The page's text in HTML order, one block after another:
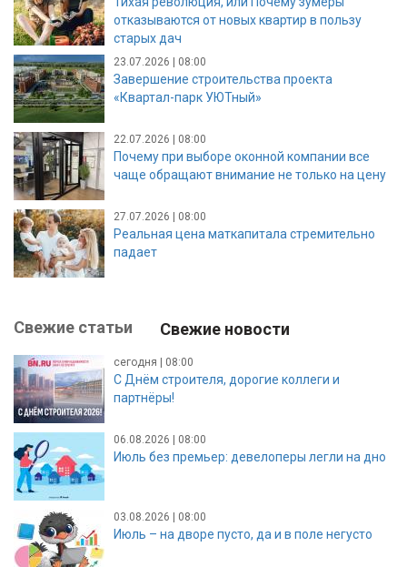
отказываются от новых квартир в пользу
старых дач
23.07.2026 | 08:00
Завершение строительства проекта
«Квартал-парк УЮТный»
22.07.2026 | 08:00
Почему при выборе оконной компании все
чаще обращают внимание не только на цену
27.07.2026 | 08:00
Реальная цена маткапитала стремительно
падает
Свежие статьи Свежие новости
сегодня | 08:00
С Днём строителя, дорогие коллеги и
партнёры!
06.08.2026 | 08:00
Июль без премьер: девелоперы легли на дно
03.08.2026 | 08:00
Июль – на дворе пусто, да и в поле негусто